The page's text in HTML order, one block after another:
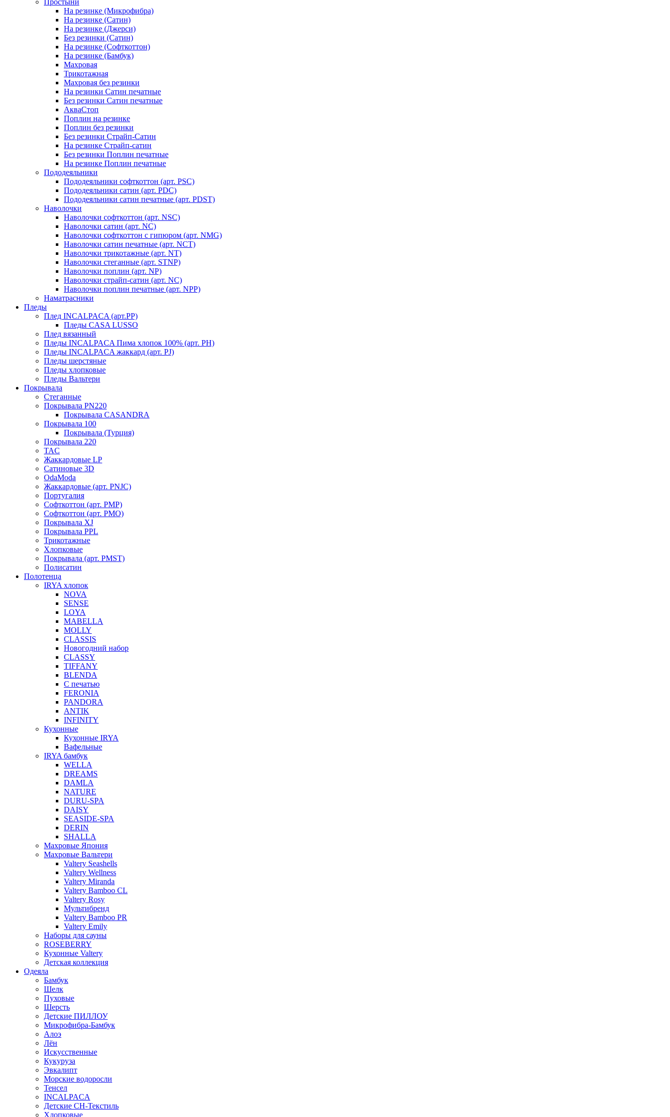
Простыни
На резинке (Микрофибра)
На резинке (Сатин)
На резинке (Джерси)
Без резинки (Сатин)
На резинке (Софткоттон)
На резинке (Бамбук)
Махровая
Трикотажная
Махровая без резинки
На резинки Сатин печатные
Без резинки Сатин печатные
АкваСтоп
Поплин на резинке
Поплин без резинки
Без резинки Страйп-Сатин
На резинке Страйп-сатин
Без резинки Поплин печатные
На резинке Поплин печатные
Пододеяльники
Пододеяльники софткоттон (арт. PSC)
Пододеяльники сатин (арт. PDC)
Пододеяльники сатин печатные (арт. PDST)
Наволочки
Наволочки софткоттон (арт. NSC)
Наволочки сатин (арт. NC)
Наволочки софткоттон с гипюром (арт. NMG)
Наволочки сатин печатные (арт. NCT)
Наволочки трикотажные (арт. NT)
Наволочки стеганные (арт. STNP)
Наволочки поплин (арт. NP)
Наволочки страйп-сатин (арт. NC)
Наволочки поплин печатные (арт. NPP)
Наматрасники
Пледы
Плед INCALPACA (арт.PP)
Пледы CASA LUSSO
Плед вязанный
Пледы INCALPACA Пима хлопок 100% (арт. PH)
Пледы INCALPACA жаккард (арт. PJ)
Пледы шерстяные
Пледы хлопковые
Пледы Вальтери
Покрывала
Стеганные
Покрывала PN220
Покрывала CASANDRA
Покрывала 100
Покрывала (Турция)
Покрывала 220
TAC
Жаккардовые LP
Сатиновые 3D
OdaModa
Жаккардовые (арт. PNJC)
Португалия
Софткоттон (арт. PMP)
Софткоттон (арт. PMO)
Покрывала XJ
Покрывала PPL
Трикотажные
Хлопковые
Покрывала (арт. PMST)
Полисатин
Полотенца
IRYA хлопок
NOVA
SENSE
LOYA
MABELLA
MOLLY
CLASSIS
Новогодний набор
CLASSY
TIFFANY
BLENDA
С печатью
FERONIA
PANDORA
ANTIK
INFINITY
Кухонные
Кухонные IRYA
Вафельные
IRYA бамбук
WELLA
DREAMS
DAMLA
NATURE
DURU-SPA
DAISY
SEASIDE-SPA
DERIN
SHALLA
Махровые Япония
Махровые Вальтери
Valtery Seashells
Valtery Wellness
Valtery Miranda
Valtery Bamboo CL
Valtery Rosy
Мультибренд
Valtery Bamboo PR
Valtery Emily
Наборы для сауны
ROSEBERRY
Кухонные Valtery
Детская коллекция
Одеяла
Бамбук
Шелк
Пуховые
Шерсть
Детские ПИЛЛОУ
Микрофибра-Бамбук
Алоэ
Лён
Искусственные
Кукуруза
Эвкалипт
Морские водоросли
Тенсел
INCALPACA
Детские СН-Текстиль
Хлопковые